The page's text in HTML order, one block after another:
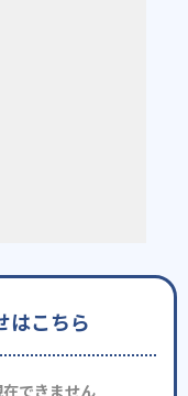
はこちら
できません